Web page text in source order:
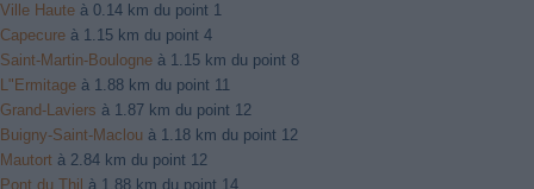
Ville Haute à 0.14 km du point 1
Capecure à 1.15 km du point 4
Saint-Martin-Boulogne à 1.15 km du point 8
L"Ermitage à 1.88 km du point 11
Grand-Laviers à 1.87 km du point 12
Buigny-Saint-Maclou à 1.18 km du point 12
Mautort à 2.84 km du point 12
Pont du Thil à 1.88 km du point 14